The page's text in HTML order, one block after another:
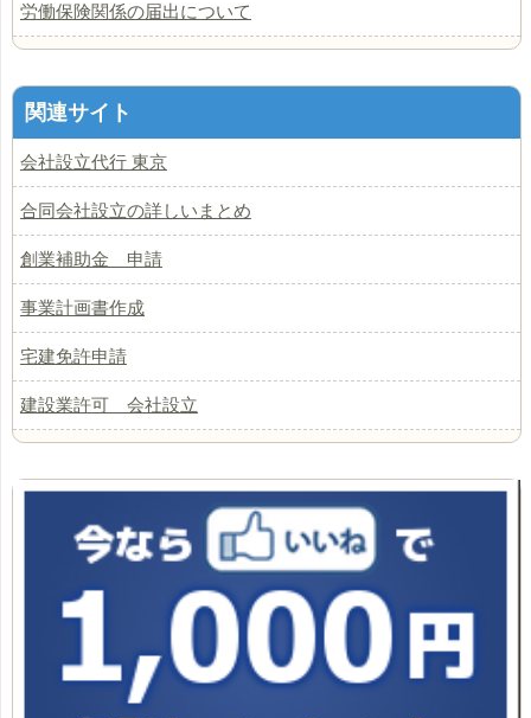
労働保険関係の届出について
関連サイト
会社設立代行 東京
合同会社設立の詳しいまとめ
創業補助金 申請
事業計画書作成
宅建免許申請
建設業許可 会社設立